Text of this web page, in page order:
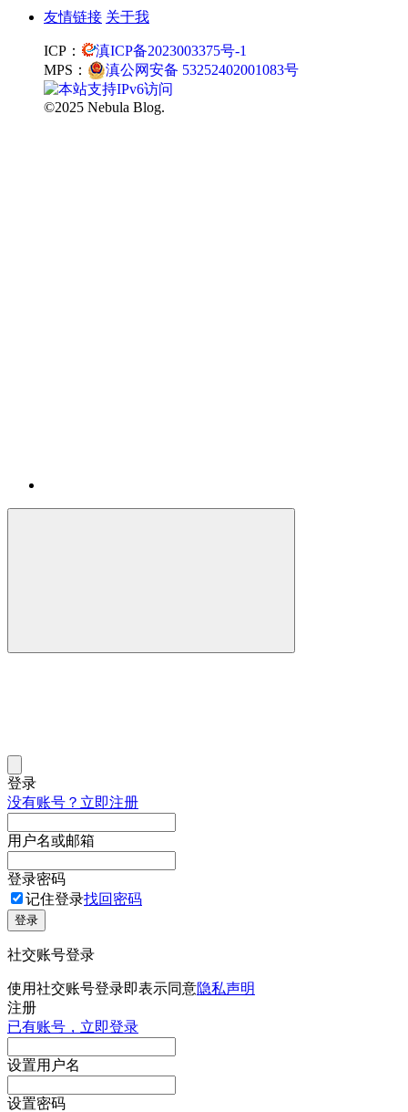
友情链接 关于我
ICP：
滇ICP备2023003375号-1
MPS：
滇公网安备 53252402001083号
©2025 Nebula Blog.
登录
没有账号？立即注册
用户名或邮箱
登录密码
记住登录找回密码
登录
社交账号登录
使用社交账号登录即表示同意隐私声明
注册
已有账号，立即登录
设置用户名
设置密码